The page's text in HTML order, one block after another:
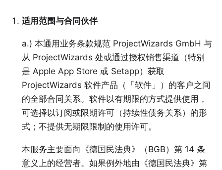
适用范围与合同伙伴
a.) 本通用业务条款规范 ProjectWizards GmbH 与
从 ProjectWizards 处或通过授权销售渠道（特别
是 Apple App Store 或 Setapp）获取
ProjectWizards 软件产品（「软件」）的客户之间
的全部合同关系。软件以有期限的方式提供使用，
可选择以订阅或限期许可（持续性债务关系）的形
式；不提供无期限限制的使用许可。
本服务主要面向《德国民法典》（BGB）第 14 条
意义上的经营者。如果例外地由《德国民法典》第